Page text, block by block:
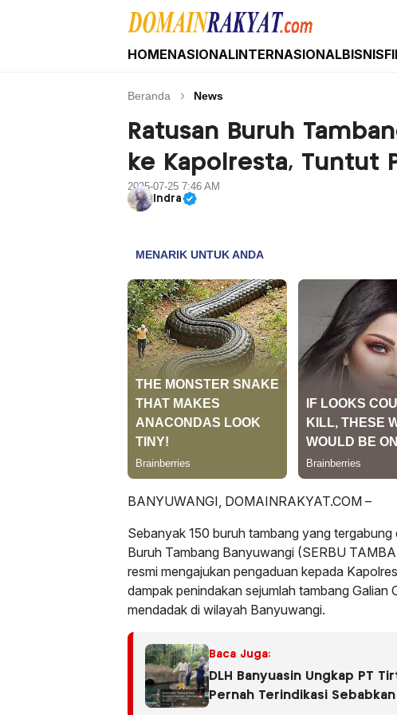
Domain Rakyat
Berita Hari Ini Terkini dan Terbaru Indonesia dan
HOMENASIONALINTERNASIONALBISNIS
Beranda News
Ratusan Buruh
ke Kapolresta, Tuntut
2025-07-25 7:46 AM
Indra
BANYUWANGI, DOMAINRAKYAT.COM –
Sebanyak 150 buruh tambang yang
Buruh Tambang Banyuwangi (SERBU
resmi mengajukan pengaduan kepada
dampak penindakan sejumlah tambang Galian
mendadak di wilayah Banyuwangi.
Baca Juga:
DLH Banyuasin Ungkap PT
Pernah Terindikasi